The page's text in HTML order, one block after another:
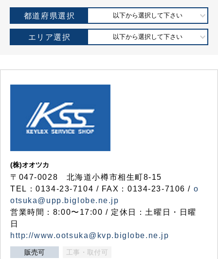
都道府県選択 以下から選択して下さい
エリア選択 以下から選択して下さい
(株)オオツカ
〒047-0028 北海道小樽市相生町8-15
TEL：0134-23-7104 / FAX：0134-23-7106 / o
otsuka@upp.biglobe.ne.jp
営業時間：8:00〜17:00 / 定休日：土曜日・日曜
日
http://www.ootsuka@kvp.biglobe.ne.jp
販売可 工事・取付可